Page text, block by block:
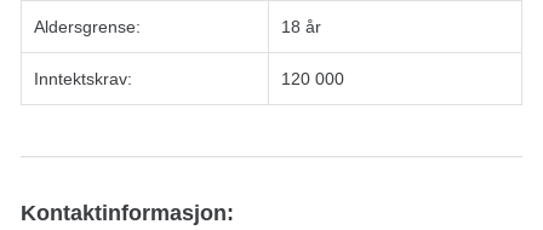
Aldersgrense: 18 år
Inntektskrav: 120 000
Kontaktinformasjon: